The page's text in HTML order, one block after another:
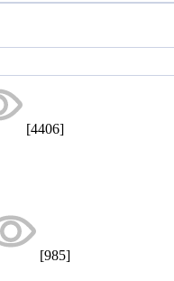
[4406]
[985]